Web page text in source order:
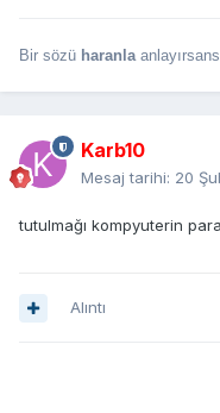
Bir sözü haranla
Karb10
Mesaj tarihi: 20
tutulmağı kompyuterin
Alıntı